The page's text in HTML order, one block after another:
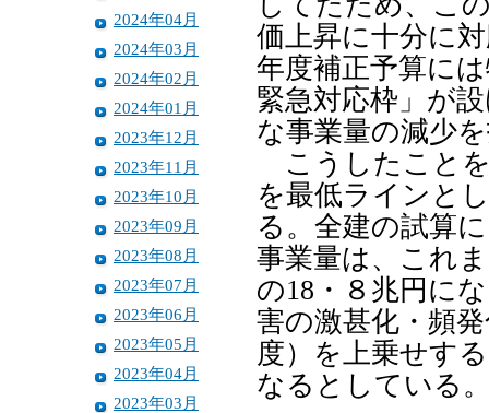
2024年04月
2024年03月
2024年02月
2024年01月
2023年12月
2023年11月
2023年10月
2023年09月
2023年08月
2023年07月
2023年06月
2023年05月
2023年04月
2023年03月
価上昇に十分に
年度補正予算に
緊急対応枠」が
な事業量の減少
こうしたことを
を最低ラインと
る。全建の試算
事業量は、これ
の18・８兆円に
害の激甚化・頻
度）を上乗せす
なるとしている